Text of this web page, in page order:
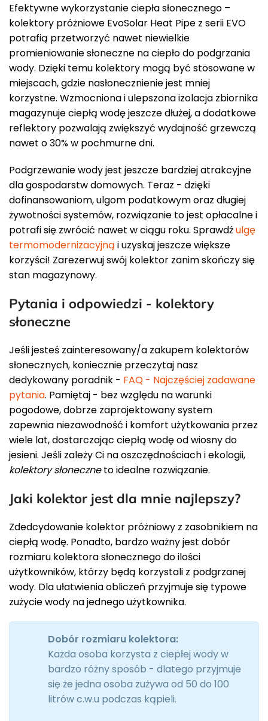
Efektywne wykorzystanie ciepła słonecznego –
kolektory próżniowe EvoSolar Heat Pipe z serii EVO
potrafią przetworzyć nawet niewielkie
promieniowanie słoneczne na ciepło do podgrzania
wody. Dzięki temu kolektory mogą być stosowane w
miejscach, gdzie nasłonecznienie jest mniej
korzystne. Wzmocniona i ulepszona izolacja zbiornika
magazynuje ciepłą wodę jeszcze dłużej, a dodatkowe
reflektory pozwalają zwiększyć wydajność grzewczą
nawet o 30% w pochmurne dni.
Podgrzewanie wody jest jeszcze bardziej atrakcyjne
dla gospodarstw domowych. Teraz - dzięki
dofinansowaniom, ulgom podatkowym oraz długiej
żywotności systemów, rozwiązanie to jest opłacalne i
potrafi się zwrócić nawet w ciągu roku. Sprawdźulgę
termomodernizacyjną i uzyskaj jeszcze większe
korzyści! Zarezerwuj swój kolektor zanim skończy się
stan magazynowy.
Pytania i odpowiedzi - kolektory
słoneczne
Jeśli jesteś zainteresowany/a zakupem kolektorów
słonecznych, koniecznie przeczytaj nasz
dedykowany poradnik - FAQ - Najczęściej zadawane
pytania. Pamiętaj - bez względu na warunki
pogodowe, dobrze zaprojektowany system
zapewnia niezawodność i komfort użytkowania przez
wiele lat, dostarczając ciepłą wodę od wiosny do
jesieni. Jeśli zależy Ci na oszczędnościach i ekologii,
kolektory słoneczneto idealne rozwiązanie.
Jaki kolektor jest dla mnie najlepszy?
Zdedcydowanie kolektor próżniowy z zasobnikiem na
ciepłą wodę. Ponadto, bardzo ważny jest dobór
rozmiaru kolektora słonecznego do ilości
użytkowników, którzy będą korzystali z podgrzanej
wody. Dla ułatwienia obliczeń przyjmuje się typowe
zużycie wody na jednego użytkownika.
Dobór rozmiaru kolektora:
Każda osoba korzysta z ciepłej wody w
bardzo różny sposób - dlatego przyjmuje
się że jedna osoba zużywa od 50 do 100
litrów c.w.u podczas kąpieli.